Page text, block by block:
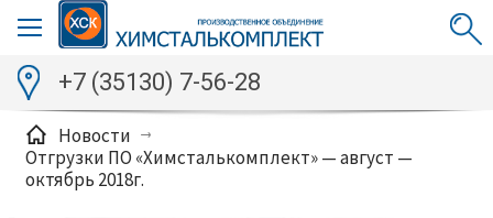
+7 (35130) 7-56-28
Новости
Отгрузки ПО «Химсталькомплект» — август —
октябрь 2018г.